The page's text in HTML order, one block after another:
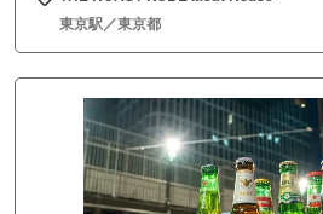
東京駅／東京都